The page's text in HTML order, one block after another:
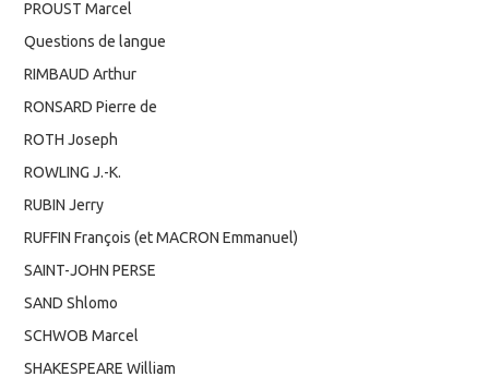
PROUST Marcel
Questions de langue
RIMBAUD Arthur
RONSARD Pierre de
ROTH Joseph
ROWLING J.-K.
RUBIN Jerry
RUFFIN François (et MACRON Emmanuel)
SAINT-JOHN PERSE
SAND Shlomo
SCHWOB Marcel
SHAKESPEARE William